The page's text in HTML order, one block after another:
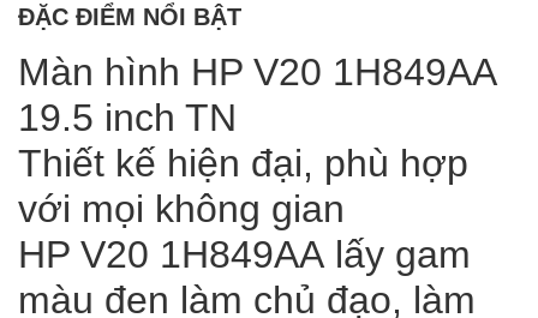
ĐẶC ĐIỂM NỔI BẬT
Màn hình HP V20 1H849AA
19.5 inch TN
Thiết kế hiện đại, phù hợp
với mọi không gian
HP V20 1H849AA lấy gam
màu đen làm chủ đạo, làm